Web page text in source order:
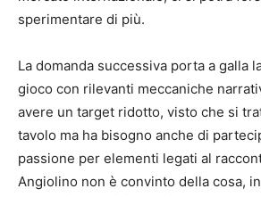
sperimentare di più.
La domanda successiva porta a galla
gioco con rilevanti meccaniche
avere un target ridotto, visto che si
tavolo ma ha bisogno anche di
passione per elementi legati al
Angiolino non è convinto della cosa,